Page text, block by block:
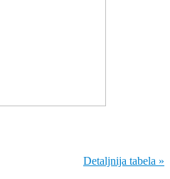
Detaljnija tabela »